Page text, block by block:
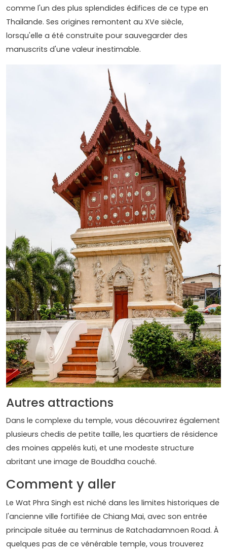
comme l'un des plus splendides édifices de ce type en
Thaïlande. Ses origines remontent au XVe siècle,
lorsqu'elle a été construite pour sauvegarder des
manuscrits d'une valeur inestimable.
Autres attractions
Dans le complexe du temple, vous découvrirez également
plusieurs chedis de petite taille, les quartiers de résidence
des moines appelés kuti, et une modeste structure
abritant une image de Bouddha couché.
Comment y aller
Le Wat Phra Singh est niché dans les limites historiques de
l'ancienne ville fortifiée de Chiang Mai, avec son entrée
principale située au terminus de Ratchadamnoen Road. À
quelques pas de ce vénérable temple, vous trouverez